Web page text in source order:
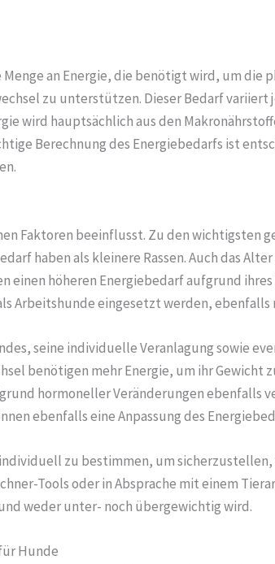
an Energie, die benötigt wird, um
zu unterstützen. Dieser Bedarf variiert
wird hauptsächlich aus den
Berechnung des Energiebedarfs ist
Faktoren beeinflusst. Zu den wichtigsten
haben als kleinere Rassen. Auch das
einen höheren Energiebedarf aufgrund
Arbeitshunde eingesetzt werden, ebenfalls
seine individuelle Veranlagung sowie
benötigen mehr Energie, um ihr
hormoneller Veränderungen ebenfalls
ebenfalls eine Anpassung des
zu bestimmen, um sicherzustellen,
Tools oder in Absprache mit einem
weder unter- noch übergewichtig wird.
Hunde